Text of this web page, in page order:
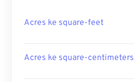
Acres ke square-feet
Acres ke square-centimeters